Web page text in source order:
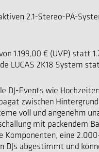
2.1-Stereo-PA-
1.199,00 € (UVP) statt
LUCAS 2K18 System
DJ-Events wie
zwischen
voll und angenehm
mit packendem
Komponenten, eine
abgestimmt und